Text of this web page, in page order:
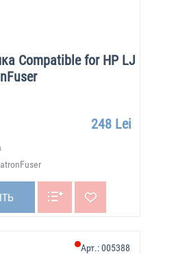
Compatible for HP LJ
248 Lei
Арт.:005388